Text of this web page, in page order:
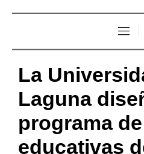
La
Laguna
programa
educativas